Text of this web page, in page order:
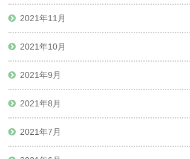
2021年11月
2021年10月
2021年9月
2021年8月
2021年7月